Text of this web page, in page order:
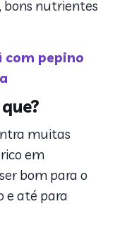
, bons nutrientes
com pepino
muitas
em
bom para o
e até para